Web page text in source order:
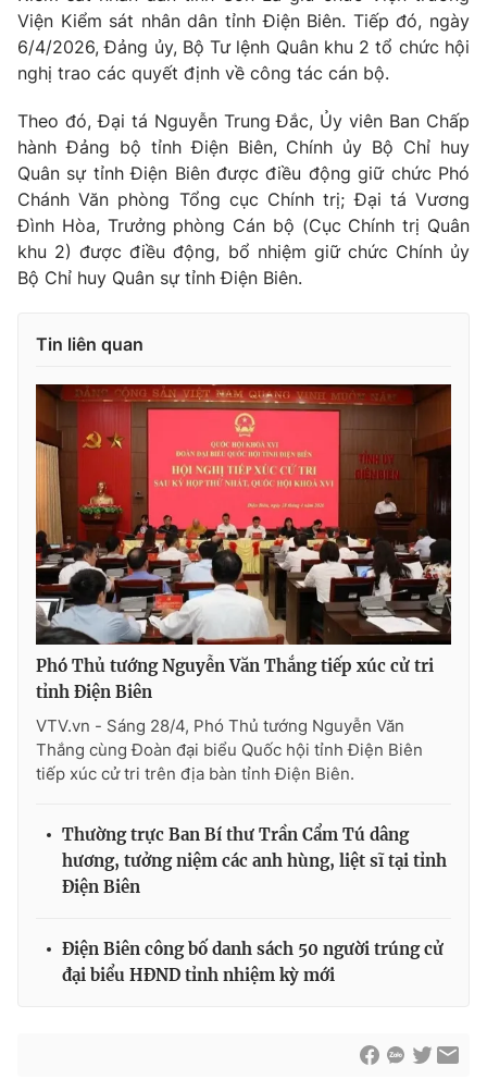
thuận bằng văn bản. Ghi rõ nguồn VTV.vn khi phát hành lại
thông tin từ website này.
Viện Kiểm sát nhân dân tỉnh Điện Biên. Tiếp đó, ngày
6/4/2026, Đảng ủy, Bộ Tư lệnh Quân khu 2 tổ chức hội
nghị trao các quyết định về công tác cán bộ.
Theo đó, Đại tá Nguyễn Trung Đắc, Ủy viên Ban Chấp
hành Đảng bộ tỉnh Điện Biên, Chính ủy Bộ Chỉ huy
Quân sự tỉnh Điện Biên được điều động giữ chức Phó
Chánh Văn phòng Tổng cục Chính trị; Đại tá Vương
Đình Hòa, Trưởng phòng Cán bộ (Cục Chính trị Quân
khu 2) được điều động, bổ nhiệm giữ chức Chính ủy
Bộ Chỉ huy Quân sự tỉnh Điện Biên.
Tin liên quan
Phó Thủ tướng Nguyễn Văn Thắng tiếp xúc cử tri
tỉnh Điện Biên
VTV.vn - Sáng 28/4, Phó Thủ tướng Nguyễn Văn
Thắng cùng Đoàn đại biểu Quốc hội tỉnh Điện Biên
tiếp xúc cử tri trên địa bàn tỉnh Điện Biên.
Thường trực Ban Bí thư Trần Cẩm Tú dâng
hương, tưởng niệm các anh hùng, liệt sĩ tại tỉnh
Điện Biên
Điện Biên công bố danh sách 50 người trúng cử
đại biểu HĐND tỉnh nhiệm kỳ mới